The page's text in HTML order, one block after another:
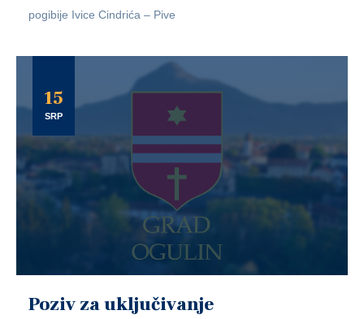
pogibije Ivice Cindrića – Pive
15
SRP
Poziv za uključivanje